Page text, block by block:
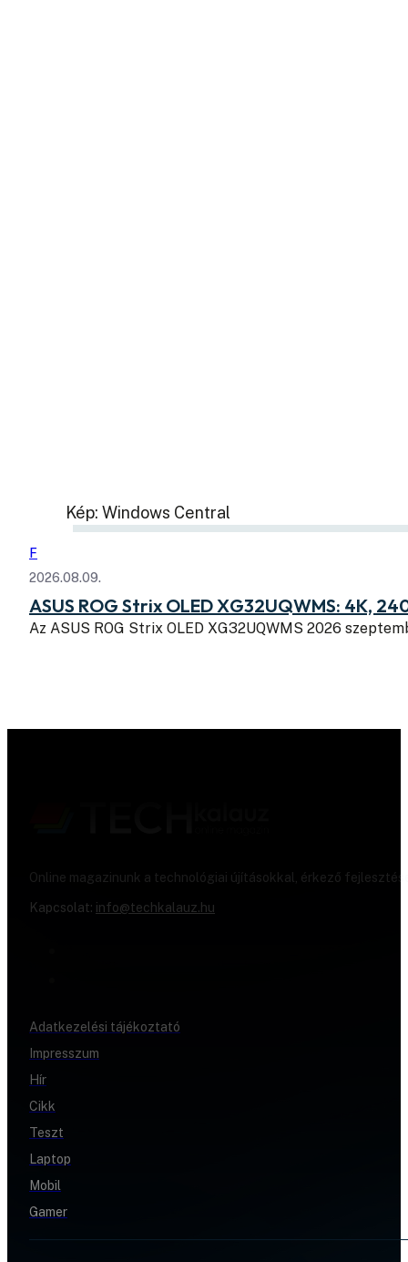
Kép: Windows Central
F
2026.08.09.
ASUS ROG Strix OLED XG32UQWMS: 4K,
Az ASUS ROG Strix OLED XG32UQWMS 2026
Online magazinunk a technológiai újításokkal, érkező
Kapcsolat: info@techkalauz.hu
Adatkezelési tájékoztató
Impresszum
Hír
Cikk
Teszt
Laptop
Mobil
Gamer